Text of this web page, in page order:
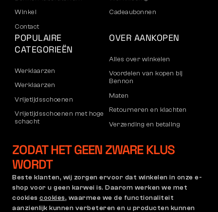
Winkel
Contact
Cadeaubonnen
POPULAIRE
CATEGORIEËN
Werklaarzen
Werklaarzen
Vrijetijdsschoenen
Vrijetijdsschoenen met hoge
schacht
Sweatshirts
OVER AANKOPEN
Alles over winkelen
Voordelen van kopen bij
Bennon
Maten
Retourneren en klachten
Verzending en betaling
Registratie voor B2B
Algemene Voorwaarden
Klachtenregeling en
ZODAT HET GEEN ZWARE KLUS
WORDT
Beste klanten, wij zorgen ervoor dat winkelen in onze e-
shop voor u geen karwei is. Daarom werken we met
cookies cookies, waarmee we de functionaliteit
aanzienlijk kunnen verbeteren en u producten kunnen